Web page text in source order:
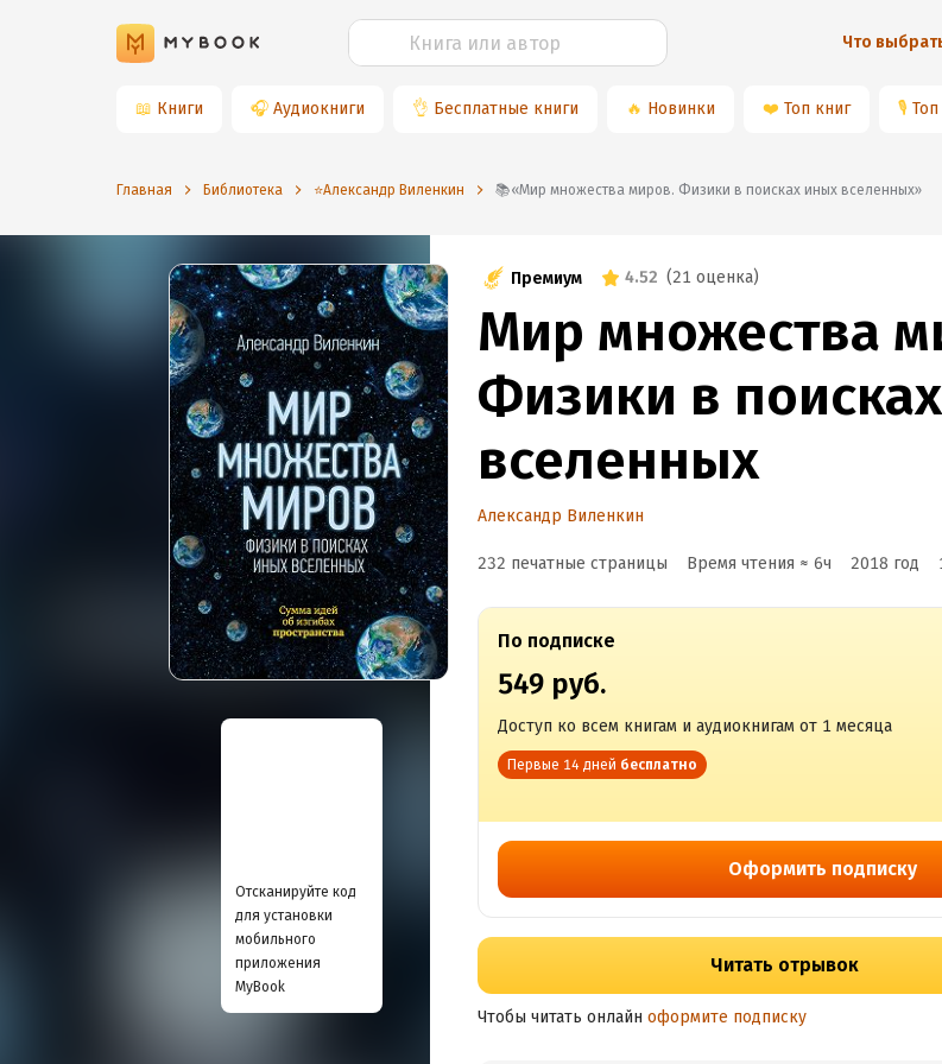
Что
📖 Книги 🎧 Аудиокниги 👌 Бесплатные книги 🔥 Новинки ❤️ Топ книг 🎙
Главная Библиотека ⭐️Александр Виленкин 📚«Мир множества миров. Физики в поисках иных вселенных»
Отсканируйте код
для установки
мобильного
приложения
MyBook
Премиум 4.52 (21 оценка)
Мир множества
Физики в
вселенных
Александр Виленкин
232 печатные страницы Время чтения ≈ 6ч 2018 год
По подписке
549 руб.
Доступ ко всем книгам и аудиокнигам от 1 месяца
Первые 14 дней бесплатно
Оформить подписку
Читать отрывок
Чтобы читать онлайн оформите подписку